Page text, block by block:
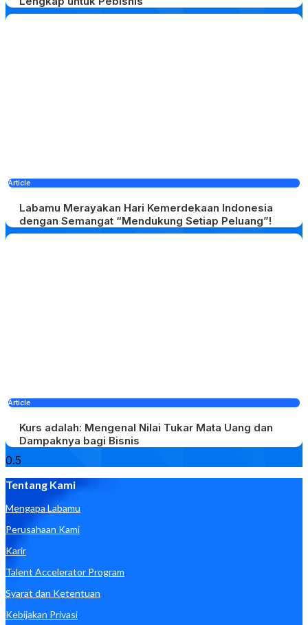
Article
Labamu Merayakan Hari Kemerdekaan Indonesia
dengan Semangat “Mendukung Setiap Peluang”!
Article
Kurs adalah: Mengenal Nilai Tukar Mata Uang dan
Dampaknya bagi Bisnis
Tentang Kami
Mengapa Labamu
Perusahaan Kami
Karir
Talent Accelerator Program
Syarat dan Ketentuan
Kebijakan Privasi